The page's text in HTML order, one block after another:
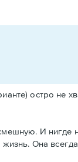
остро не
И нигде
Она